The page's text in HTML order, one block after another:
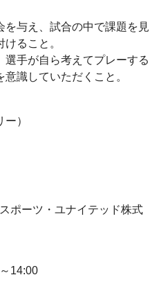
を与え、試合の中で課題を見
ること。
選手が自ら考えてプレーする
識していただくこと。
）
ポーツ・ユナイテッド株式
14:00